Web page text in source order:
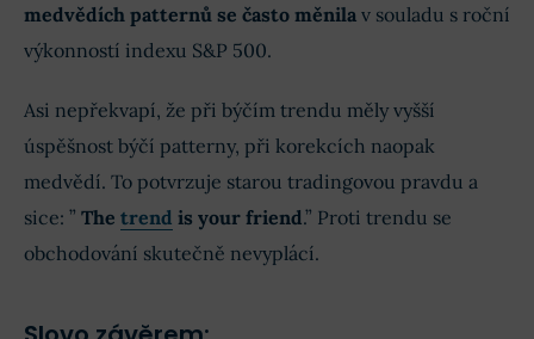
medvědích patternů se často měnila v souladu s roční
výkonností indexu S&P 500.
Asi nepřekvapí, že při býčím trendu měly vyšší
úspěšnost býčí patterny, při korekcích naopak
medvědí. To potvrzuje starou tradingovou pravdu a
sice: ” The trend is your friend.” Proti trendu se
obchodování skutečně nevyplácí.